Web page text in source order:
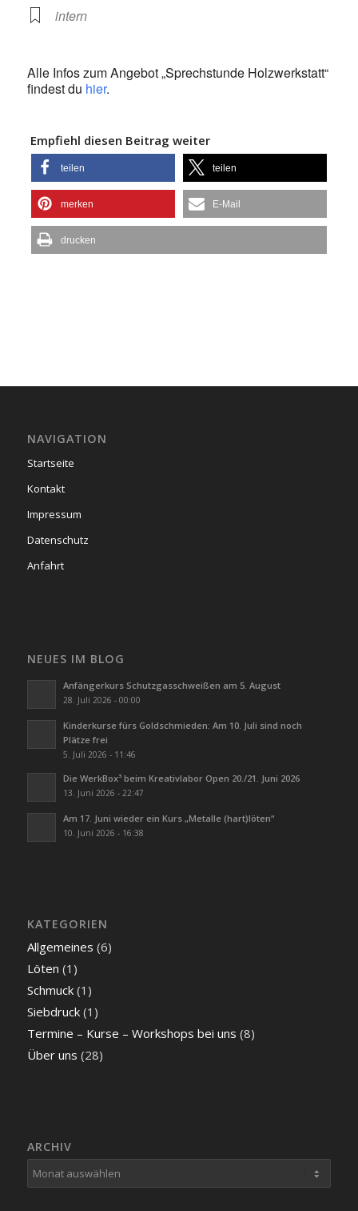
intern
Alle Infos zum Angebot „Sprechstunde Holzwerkstatt“
findest du hier.
Empfiehl diesen Beitrag weiter
teilen teilen
merken E-Mail
drucken
NAVIGATION
Startseite
Kontakt
Impressum
Datenschutz
Anfahrt
NEUES IM BLOG
Anfängerkurs Schutzgasschweißen am 5. August
28. Juli 2026 - 00:00
Kinderkurse fürs Goldschmieden: Am 10. Juli sind noch
Plätze frei
5. Juli 2026 - 11:46
Die WerkBox³ beim Kreativlabor Open 20./21. Juni 2026
13. Juni 2026 - 22:47
Am 17. Juni wieder ein Kurs „Metalle (hart)löten“
10. Juni 2026 - 16:38
KATEGORIEN
Allgemeines (6)
Löten (1)
Schmuck(1)
Siebdruck(1)
Termine – Kurse – Workshops bei uns (8)
Über uns (28)
ARCHIV